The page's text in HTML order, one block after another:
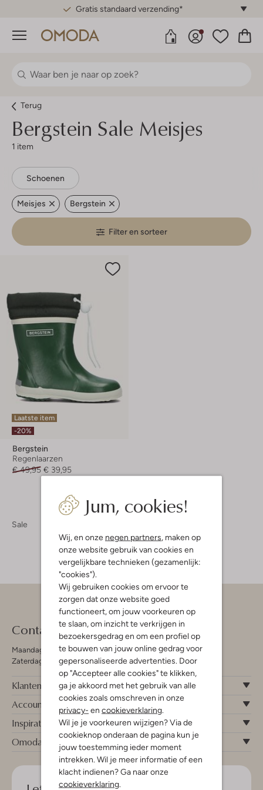
Gratis standaard verzending*
Menu
Jum, cookies!
Wij, en onze negen partners , maken op
onze website gebruik van cookies en
vergelijkbare technieken (gezamenlijk:
"cookies").
Wij gebruiken cookies om ervoor te
zorgen dat onze website goed
functioneert, om jouw voorkeuren op
te slaan, om inzicht te verkrijgen in
bezoekersgedrag en om een profiel op
te bouwen van jouw online gedrag voor
gepersonaliseerde advertenties. Door
op "Accepteer alle cookies" te klikken,
ga je akkoord met het gebruik van alle
cookies zoals omschreven in onze
privacy- en cookieverklaring
Wil je je voorkeuren wijzigen? Via de
cookieknop onderaan de pagina kun je
jouw toestemming ieder moment
intrekken. Wil je meer informatie of een
klacht indienen? Ga naar onze
cookieverklaring
Terug
Bergstein Sale Meisjes
1 item
Schoenen
Meisjes Bergstein
Filter en sorteer
Laatste item
-20%
Bergstein
Regenlaarzen
€ 49,95 € 39,95
Sale
Contact
Maandag - Vrijdag 09:00 - 19:00 uur
Zaterdag 09:00 - 17:00 uur
Klantenservice
Account
Inspiratie
Omoda